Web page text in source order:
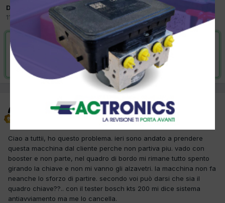
Da Varni Orazio
11 Giugno 2015inMeccatronica
VAI ALLA SOLUZIONE
Risolta da Varni Orazio,19 Agosto 2015
Varni Orazio
11 Giugno 2015
Ciao a tuttii, ho questo problema. ieri sono andato a prendere
questa macchina dal cliente perche non partiva piu. vado con
booster e non parte, nel quadro di bordo mi rimane tutto spento
girando la chiave e non mi vanno gli alzavetri. la macchina non fa
neanche lo sforzo di partire. secondo voi può darsi che sia il
quadro chiave??.. con il tester bosch kts 200 mi dice sistema
antiavviamento ma me lo cancella.